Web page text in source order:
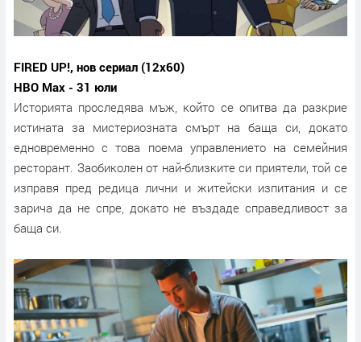
FIRED UP!, нов сериал (12х60)
HBO Max - 31 юли
Историята проследява мъж, който се опитва да разкрие
истината за мистериозната смърт на баща си, докато
едновременно с това поема управлението на семейния
ресторант. Заобиколен от най-близките си приятели, той се
изправя пред редица лични и житейски изпитания и се
зарича да не спре, докато не въздаде справедливост за
баща си.